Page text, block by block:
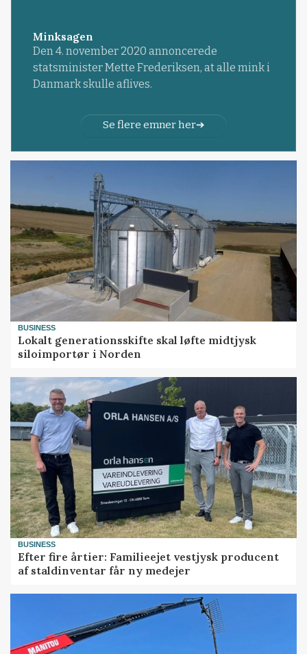
Minksagen
Den 4. november 2020 annoncerede
statsminister Mette Frederiksen, at alle mink i
Danmark skulle aflives.
Se flere emner her
BUSINESS
Lokalt generationsskifte skal løfte midtjysk
siloimportør i Norden
BUSINESS
Efter fire årtier: Familieejet vestjysk producent
af staldinventar får ny medejer